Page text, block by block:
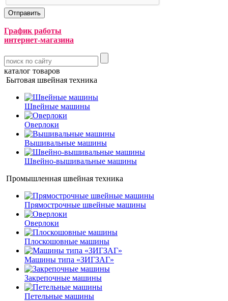
График работы
интернет-магазина
каталог товаров
Бытовая швейная техника
Швейные машины
Оверлоки
Вышивальные машины
Швейно-вышивальные машины
Промышленная швейная техника
Прямострочные швейные машины
Оверлоки
Плоскошовные машины
Машины типа «ЗИГЗАГ»
Закрепочные машины
Петельные машины